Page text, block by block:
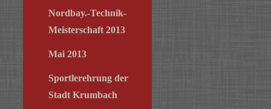
Nordbay.-Technik-
Meisterschaft 2013
Mai 2013
Sportlerehrung der
Stadt Krumbach